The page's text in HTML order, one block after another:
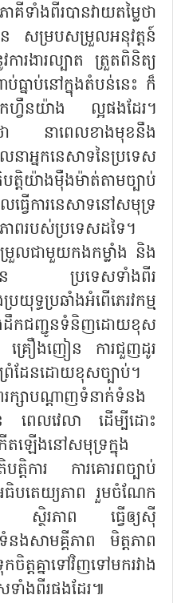
ទាំងពីរបានវាយតម្លៃថា
ន សម្របសម្រួលអនុវត្តន៍
ារងារល្បាត ត្រួតពិនិត្យ
ធ្នាប់នៅក្នុងតំបន់នេះ ក៏
វឹកហ្វឺនយ៉ាង ល្អផងដែរ។
ថា នាពេលខាងមុខនឹង
ាអ្នកនេសាទនៃប្រទេស
ងម៉ឺងម៉ាត់តាមច្បាប់
វើការនេសាទនៅសមុទ្រ
ពរបស់ប្រទេសដទៃ។
លជាមួយកងកម្លាំង និង
ទ្រនៃ ប្រទេសទាំងពីរ
ធប្រឆាំងអំពើភេរវកម្ម
ដឹកជញ្ជូនទំនិញដោយខុស
គ្រឿងញៀន ការជួញដូរ
ដែនដោយខុសច្បាប់។
ក្សាបណ្តាញទំនាក់ទំនង
េលវេលា ដើម្បីដោះ
តឡើងនៅសមុទ្រក្នុង
តិការ ការគោរពច្បាប់
ធិបតេយ្យភាព រួមចំណែក
ព ស្ថិរភាព ធ្វើឲ្យស៊ី
នងសាមគ្គីភាព មិត្តភាព
ត្តគ្នាទៅវិញទៅមករវាង
ាំងពីរផងដែរ៕